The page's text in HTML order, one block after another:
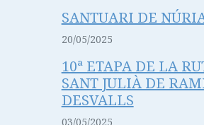
SANTUARI DE
20/05/2025
10ª ETAPA DE LA
SANT JULIÀ DE
DESVALLS
03/05/2025